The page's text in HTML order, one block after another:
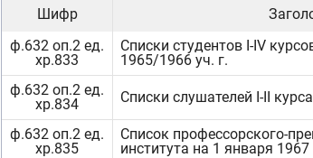
Шифр
ф.632 оп.2 ед.
хр.833
Списки студентов I-IV
1965/1966 уч. г.
ф.632 оп.2 ед.
хр.834
Списки слушателей I-II
ф.632 оп.2 ед.
хр.835
Список профессорского-
института на 1 января 1967